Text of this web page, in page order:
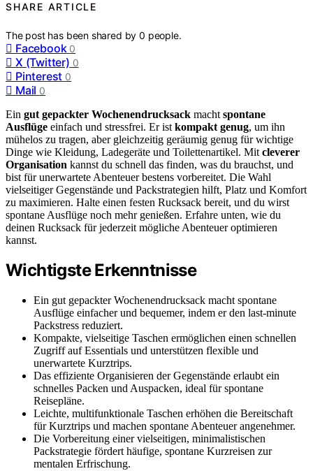
SHARE ARTICLE
The post has been shared by0 people.
Facebook 0
X (Twitter) 0
Pinterest 0
Mail 0
Ein gut gepackter Wochenendrucksack macht spontane
Ausflüge einfach und stressfrei. Er ist kompakt genug, um ihn
mühelos zu tragen, aber gleichzeitig geräumig genug für wichtige
Dinge wie Kleidung, Ladegeräte und Toilettenartikel. Mit cleverer
Organisation kannst du schnell das finden, was du brauchst, und
bist für unerwartete Abenteuer bestens vorbereitet. Die Wahl
vielseitiger Gegenstände und Packstrategien hilft, Platz und Komfort
zu maximieren. Halte einen festen Rucksack bereit, und du wirst
spontane Ausflüge noch mehr genießen. Erfahre unten, wie du
deinen Rucksack für jederzeit mögliche Abenteuer optimieren
kannst.
Wichtigste Erkenntnisse
Ein gut gepackter Wochenendrucksack macht spontane
Ausflüge einfacher und bequemer, indem er den last-minute
Packstress reduziert.
Kompakte, vielseitige Taschen ermöglichen einen schnellen
Zugriff auf Essentials und unterstützen flexible und
unerwartete Kurztrips.
Das effiziente Organisieren der Gegenstände erlaubt ein
schnelles Packen und Auspacken, ideal für spontane
Reisepläne.
Leichte, multifunktionale Taschen erhöhen die Bereitschaft
für Kurztrips und machen spontane Abenteuer angenehmer.
Die Vorbereitung einer vielseitigen, minimalistischen
Packstrategie fördert häufige, spontane Kurzreisen zur
mentalen Erfrischung.